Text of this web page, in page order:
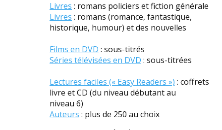
Livres : romans policiers et fiction générale
Livres : romans (romance, fantastique,
historique, humour) et des nouvelles
Films en DVD : sous-titrés
Séries télévisées en DVD : sous-titrées
Lectures faciles (« Easy Readers ») : coffrets
livre et CD (du niveau débutant au
niveau 6)
Auteurs : plus de 250 au choix